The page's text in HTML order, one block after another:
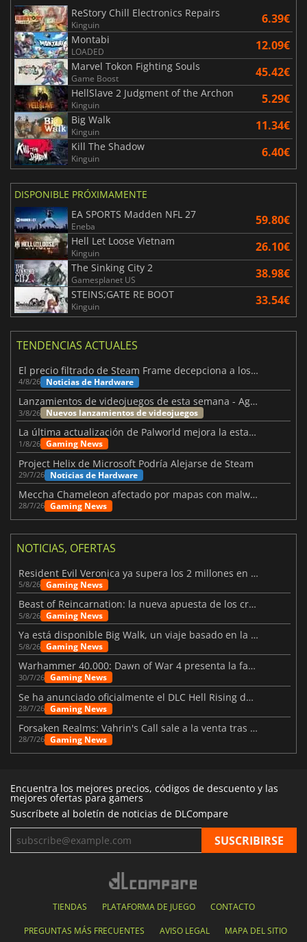
ReStory Chill Electronics Repairs
Kinguin 6.39€
Montabi
LOADED 12.09€
Marvel Tokon Fighting Souls
Game Boost 45.42€
HellSlave 2 Judgment of the Archon
Kinguin 5.29€
Big Walk
Kinguin 11.34€
Kill The Shadow
Kinguin 6.40€
DISPONIBLE PRÓXIMAMENTE
EA SPORTS Madden NFL 27
Eneba 59.80€
Hell Let Loose Vietnam
Kinguin 26.10€
The Sinking City 2
Gamesplanet US 38.98€
STEINS;GATE RE BOOT
Kinguin 33.54€
TENDENCIAS ACTUALES
El precio filtrado de Steam Frame decepciona a los usuarios
4/8/26 Noticias de Hardware
Lanzamientos de videojuegos de esta semana - Agosto de 2026 (semana 32)
3/8/26 Nuevos lanzamientos de videojuegos
La última actualización de Palworld mejora la estabilidad
1/8/26 Gaming News
Project Helix de Microsoft Podría Alejarse de Steam
29/7/26 Noticias de Hardware
Meccha Chameleon afectado por mapas con malware y Discord
28/7/26 Gaming News
NOTICIAS, OFERTAS
Resident Evil Veronica ya supera los 2 millones en listas de deseados
5/8/26 Gaming News
Beast of Reincarnation: la nueva apuesta de los creadores de Pokémon
5/8/26 Gaming News
Ya está disponible Big Walk, un viaje basado en la amistad
5/8/26 Gaming News
Warhammer 40.000: Dawn of War 4 presenta la facción de los Necrones
30/7/26 Gaming News
Se ha anunciado oficialmente el DLC Hell Rising de Nioh 3
28/7/26 Gaming News
Forsaken Realms: Vahrin's Call sale a la venta tras una década
28/7/26 Gaming News
Encuentra los mejores precios, códigos de descuento y las
mejores ofertas para gamers
Suscríbete al boletín de noticias de DLCompare
TIENDAS PLATAFORMA DE JUEGO CONTACTO
PREGUNTAS MÁS FRECUENTES AVISO LEGAL MAPA DEL SITIO